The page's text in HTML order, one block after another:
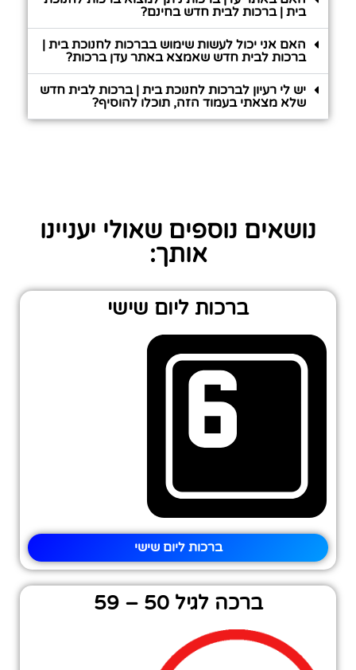
בית | ברכות לבית חדש בחינם?
האם אני יכול לעשות שימוש בברכות לחנוכת בית |
ברכות לבית חדש שאמצא באתר עדן ברכות?
יש לי רעיון לברכות לחנוכת בית | ברכות לבית חדש
שלא מצאתי בעמוד הזה, תוכלו להוסיף?
נושאים נוספים שאולי יעניינו
אותך:
ברכות ליום שישי
ברכות ליום שישי
ברכה לגיל 50 – 59